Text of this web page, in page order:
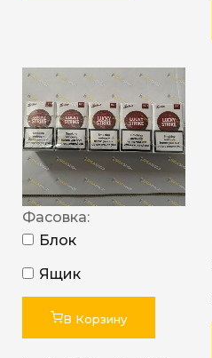
Фасовка:
Блок
Ящик
В Корзину